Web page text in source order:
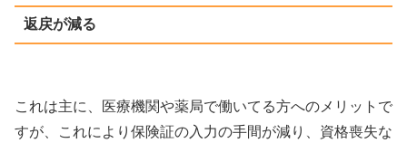
返戻が減る
これは主に、医療機関や薬局で働いてる方へのメリットで
すが、これにより保険証の入力の手間が減り、資格喪失な